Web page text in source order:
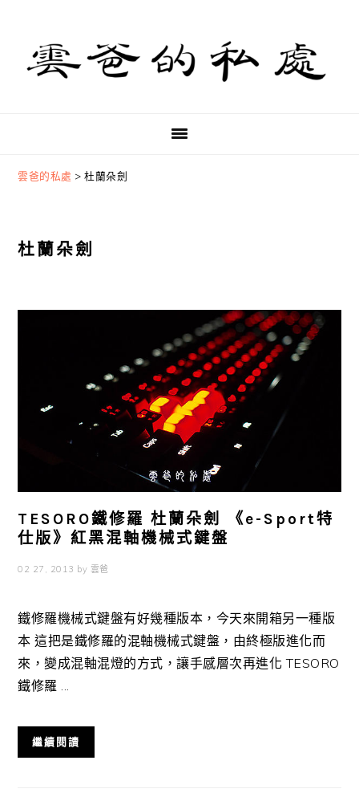
primary
navigation
content
primary
sidebar
雲爸的私處 >杜蘭朵劍
杜蘭朵劍
TESORO鐵修羅 杜蘭朵劍 《e-Sport特
仕版》紅黑混軸機械式鍵盤
02 27, 2013 by 雲爸
鐵修羅機械式鍵盤有好幾種版本，今天來開箱另一種版
本 這把是鐵修羅的混軸機械式鍵盤，由終極版進化而
來，變成混軸混燈的方式，讓手感層次再進化 TESORO
鐵修羅 ...
繼續閱讀